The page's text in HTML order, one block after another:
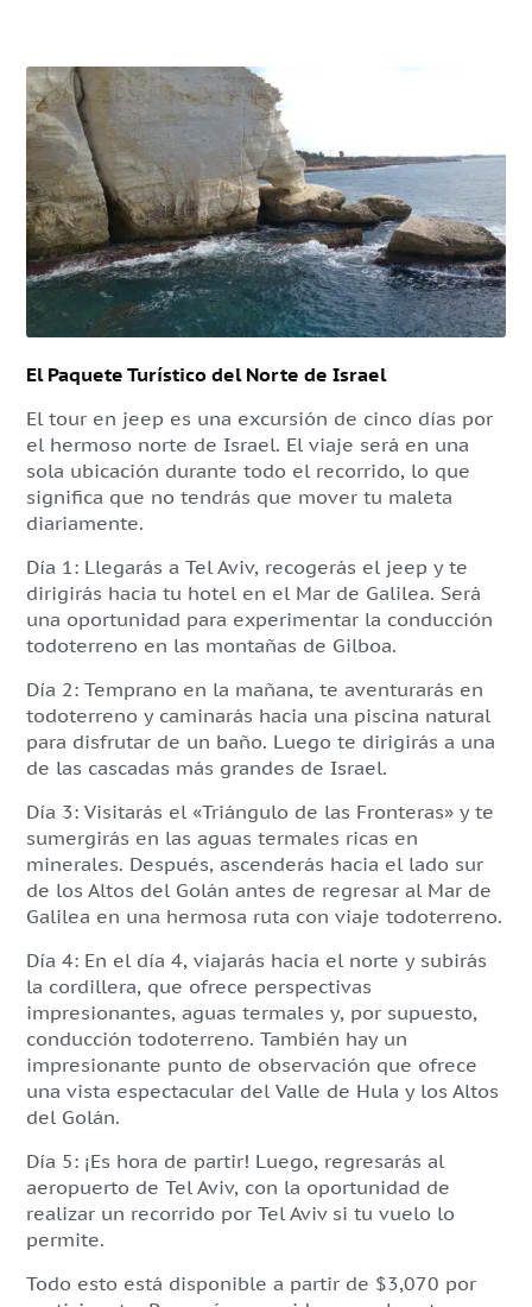
El Paquete Turístico del Norte de Israel
El tour en jeep es una excursión de cinco días por
el hermoso norte de Israel. El viaje será en una
sola ubicación durante todo el recorrido, lo que
significa que no tendrás que mover tu maleta
diariamente.
Día 1: Llegarás a Tel Aviv, recogerás el jeep y te
dirigirás hacia tu hotel en el Mar de Galilea. Será
una oportunidad para experimentar la conducción
todoterreno en las montañas de Gilboa.
Día 2: Temprano en la mañana, te aventurarás en
todoterreno y caminarás hacia una piscina natural
para disfrutar de un baño. Luego te dirigirás a una
de las cascadas más grandes de Israel.
Día 3: Visitarás el «Triángulo de las Fronteras» y te
sumergirás en las aguas termales ricas en
minerales. Después, ascenderás hacia el lado sur
de los Altos del Golán antes de regresar al Mar de
Galilea en una hermosa ruta con viaje todoterreno.
Día 4: En el día 4, viajarás hacia el norte y subirás
la cordillera, que ofrece perspectivas
impresionantes, aguas termales y, por supuesto,
conducción todoterreno. También hay un
impresionante punto de observación que ofrece
una vista espectacular del Valle de Hula y los Altos
del Golán.
Día 5: ¡Es hora de partir! Luego, regresarás al
aeropuerto de Tel Aviv, con la oportunidad de
realizar un recorrido por Tel Aviv si tu vuelo lo
permite.
Todo esto está disponible a partir de $3,070 por